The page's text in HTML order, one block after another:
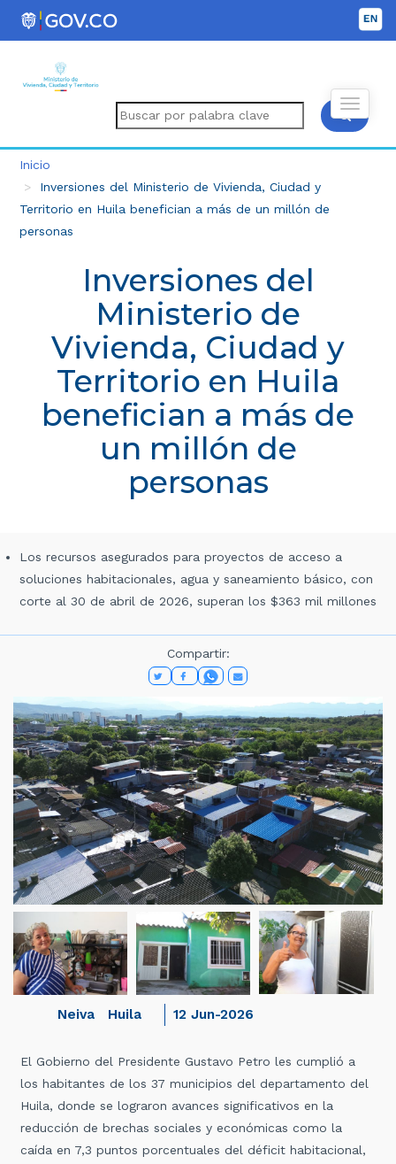
Inicio
Inversiones del Ministerio de Vivienda, Ciudad y
Territorio en Huila benefician a más de un millón de
personas
Inversiones del
Ministerio de
Vivienda, Ciudad y
Territorio en Huila
benefician a más de
un millón de
personas
Los recursos asegurados para proyectos de acceso a
soluciones habitacionales, agua y saneamiento básico, con
corte al 30 de abril de 2026, superan los $363 mil millones
Compartir:
Huila
Neiva 12 Jun-2026
El Gobierno del Presidente Gustavo Petro les cumplió a
los habitantes de los 37 municipios del departamento del
Huila, donde se lograron avances significativos en la
reducción de brechas sociales y económicas como la
caída en 7,3 puntos porcentuales del déficit habitacional,